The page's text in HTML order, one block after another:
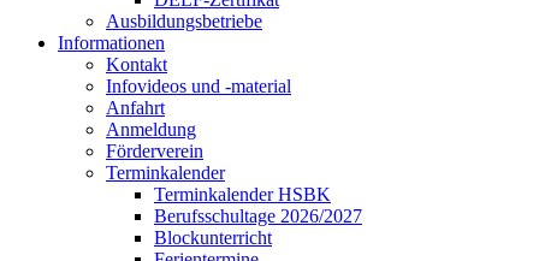
Ausbildungsbetriebe
Informationen
Kontakt
Infovideos und -material
Anfahrt
Anmeldung
Förderverein
Terminkalender
Terminkalender HSBK
Berufsschultage 2026/2027
Blockunterricht